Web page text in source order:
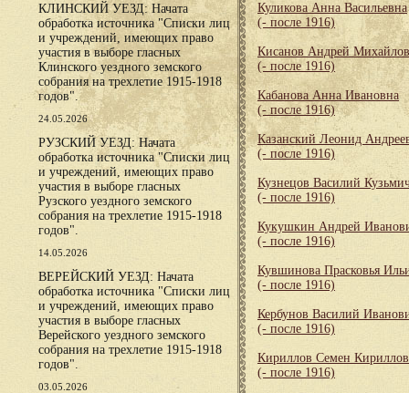
КЛИНСКИЙ УЕЗД: Начата
обработка источника "Списки лиц
и учреждений, имеющих право
участия в выборе гласных
Клинского уездного земского
собрания на трехлетие 1915-1918
годов".
24.05.2026
РУЗСКИЙ УЕЗД: Начата
обработка источника "Списки лиц
и учреждений, имеющих право
участия в выборе гласных
Рузского уездного земского
собрания на трехлетие 1915-1918
годов".
14.05.2026
ВЕРЕЙСКИЙ УЕЗД: Начата
обработка источника "Списки лиц
и учреждений, имеющих право
участия в выборе гласных
Верейского уездного земского
собрания на трехлетие 1915-1918
годов".
03.05.2026
Куликова Анна Васильевна
(- после 1916)
Кисанов Андрей
(- после 1916)
Кабанова Анна Ивановна
(- после 1916)
Казанский Леонид
(- после 1916)
Кузнецов Василий
(- после 1916)
Кукушкин Андрей
(- после 1916)
Кувшинова Прасковья
(- после 1916)
Кербунов Василий
(- после 1916)
Кириллов Семен
(- после 1916)